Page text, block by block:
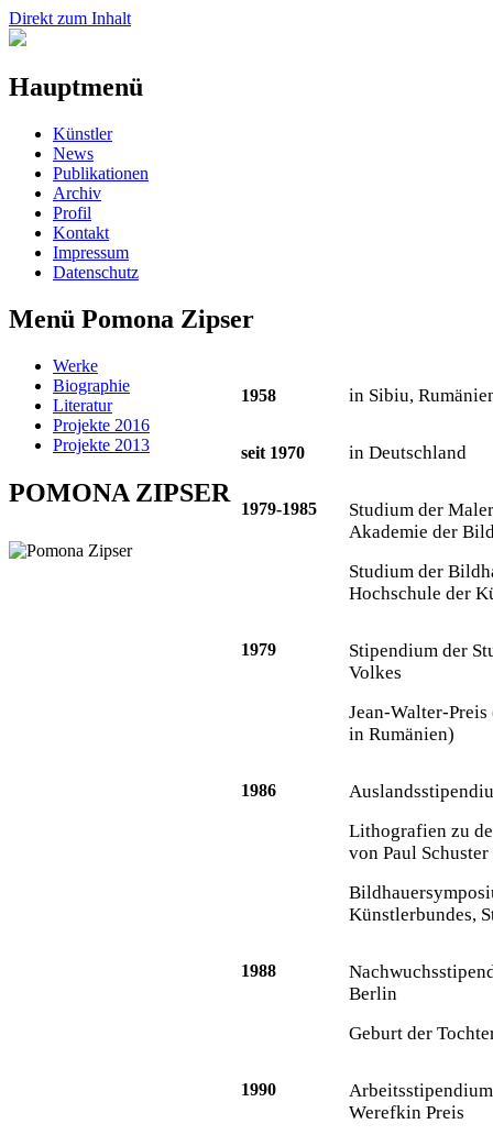
Direkt zum Inhalt
Hauptmenü
Künstler
News
Publikationen
Archiv
Profil
Kontakt
Impressum
Datenschutz
Menü Pomona Zipser
Werke
Biographie
Literatur
Projekte 2016
Projekte 2013
POMONA ZIPSER
1958 in Sibiu,
seit 1970 in Deutschland
1979-1985
Studium der
Akademie der
Studium der
Hochschule der
1979
Stipendium der
Volkes
Jean-Walter-
in Rumänien)
1986
Lithografien zu
von Paul
Künstlerbundes,
1988
Berlin
Geburt der
1990
Werefkin Preis